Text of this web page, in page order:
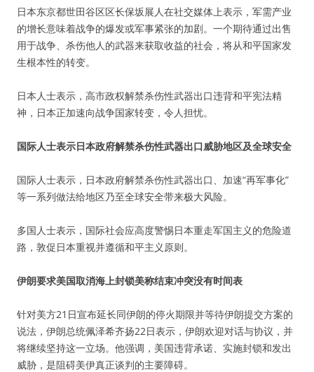
日本东京都世田谷区区长保坂展人在社交媒体上表示，军需产业
的增长意味着战争的爆发或军事紧张的加剧。一个期待通过出售
用于战争、杀伤他人的武器来获取收益的社会，将从和平国家发
生根本性的转变。
日本人士表示，高市政权解禁杀伤性武器出口违背和平宪法精
神，日本正加速向战争国家转变，令人担忧。
国际人士表示日本政府解禁杀伤性武器出口威胁地区及全球安全
国际人士表示，日本政府解禁杀伤性武器出口、加速“再军事化”
等一系列做法给地区乃至全球安全带来极大风险。
多国人士表示，国际社会应高度警惕日本重走军国主义的危险道
路，敦促日本重视并遵循和平主义原则。
伊朗要求美国取消海上封锁美称结束冲突没有时间表
针对美方21日宣布延长同伊朗的停火期限并等待伊朗提交方案的
说法，伊朗总统佩泽希齐扬22日表示，伊朗欢迎对话与协议，并
将继续坚持这一立场。他强调，美国违背承诺、实施封锁和发出
威胁，是阻碍美伊真正谈判的主要障碍。